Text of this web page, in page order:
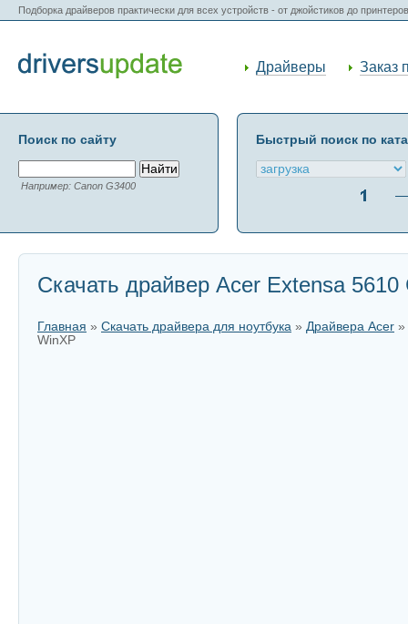
Подборка драйверов практически для всех устройств - от джойстиков до
Драйверы Заказ
Поиск по сайту
Например: Canon G3400
Быстрый поиск по
Скачать драйвер Acer Extensa
Главная » Скачать драйвера для ноутбука » Драйвера Acer »
WinXP